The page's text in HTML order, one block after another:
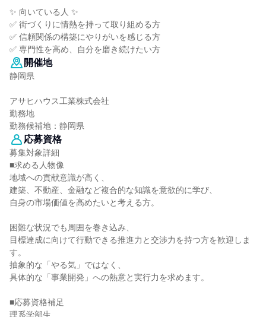
✨ 向いている人 ✨
✅ 街づくりに情熱を持って取り組める方
✅ 信頼関係の構築にやりがいを感じる方
✅ 専門性を高め、自分を磨き続けたい方
開催地
静岡県
アサヒハウス工業株式会社
勤務地
勤務候補地：静岡県
応募資格
募集対象詳細
■求める人物像
地域への貢献意識が高く、
建築、不動産、金融など複合的な知識を意欲的に学び、
自身の市場価値を高めたいと考える方。
困難な状況でも周囲を巻き込み、
目標達成に向けて行動できる推進力と交渉力を持つ方を歓迎しま
す。
抽象的な「やる気」ではなく、
具体的な「事業開発」への熱意と実行力を求めます。
■応募資格補足
理系学部生